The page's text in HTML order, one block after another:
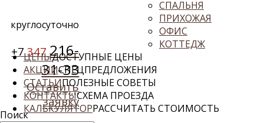
СПАЛЬНЯ
ПРИХОЖАЯ
ОФИС
КОТТЕДЖ
ЦЕНЫДОСТУПНЫЕ ЦЕНЫ
АКЦИИСПЕЦПРЕДЛОЖЕНИЯ
СТАТЬИПОЛЕЗНЫЕ СОВЕТЫ
КОНТАКТЫСХЕМА ПРОЕЗДА
КАЛЬКУЛЯТОРРАССЧИТАТЬ СТОИМОСТЬ
круглосуточно
+7 347 216-
31-33
Оставить
заявку
Поиск